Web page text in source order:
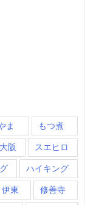
ま もつ煮
阪 スエヒロ
ハイキング
伊東 修善寺